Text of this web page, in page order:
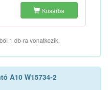
Kosárba
1 db-ra vonatkozik.
A10 W15734-2